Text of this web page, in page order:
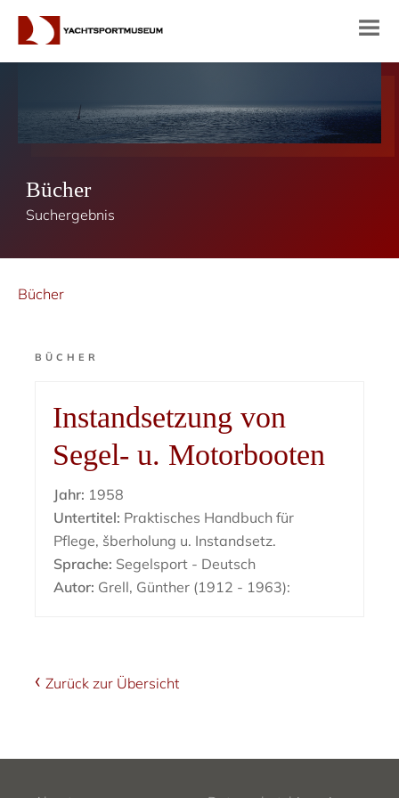
Bücher
Suchergebnis
Bücher
BÜCHER
Instandsetzung von
Segel- u. Motorbooten
Jahr: 1958
Untertitel: Praktisches Handbuch für
Pflege, šberholung u. Instandsetz.
Sprache: Segelsport - Deutsch
Autor: Grell, Günther (1912 - 1963):
Zurück zur Übersicht